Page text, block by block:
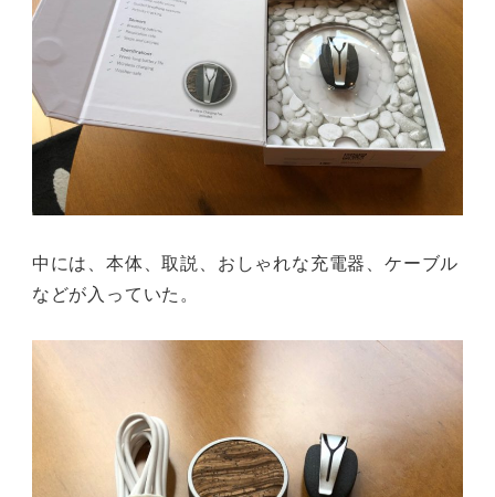
中には、本体、取説、おしゃれな充電器、ケーブル
などが入っていた。